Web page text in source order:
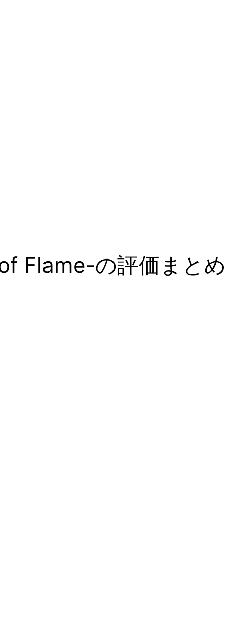
Flame-の評価まとめ